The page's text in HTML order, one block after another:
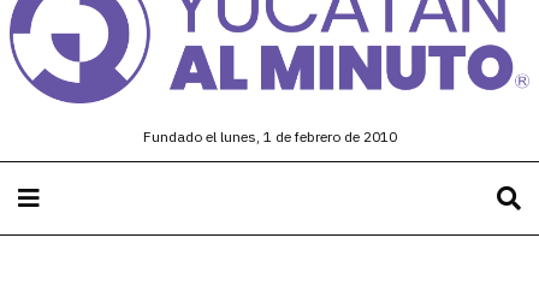
Fundado el lunes, 1 de febrero de 2010